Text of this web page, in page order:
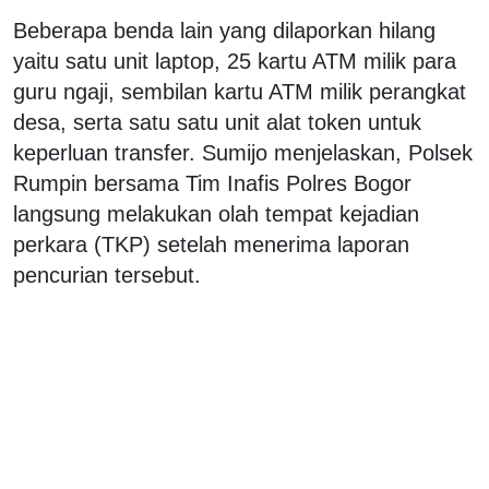
Beberapa benda lain yang dilaporkan hilang
yaitu satu unit laptop, 25 kartu ATM milik para
guru ngaji, sembilan kartu ATM milik perangkat
desa, serta satu satu unit alat token untuk
keperluan transfer. Sumijo menjelaskan, Polsek
Rumpin bersama Tim Inafis Polres Bogor
langsung melakukan olah tempat kejadian
perkara (TKP) setelah menerima laporan
pencurian tersebut.